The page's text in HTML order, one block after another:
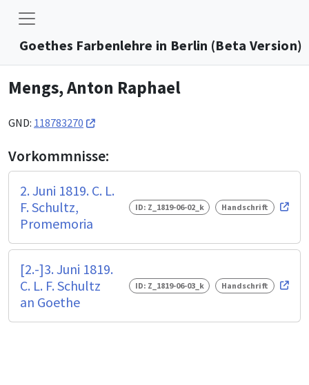
Goethes Farbenlehre in Berlin (Beta Version)
Mengs, Anton Raphael
GND: 118783270
Vorkommnisse:
2. Juni 1819. C. L.
F. Schultz,
Promemoria
ID: Z_1819-06-02_k Handschrift
[2.-]3. Juni 1819.
C. L. F. Schultz
an Goethe
ID: Z_1819-06-03_k Handschrift